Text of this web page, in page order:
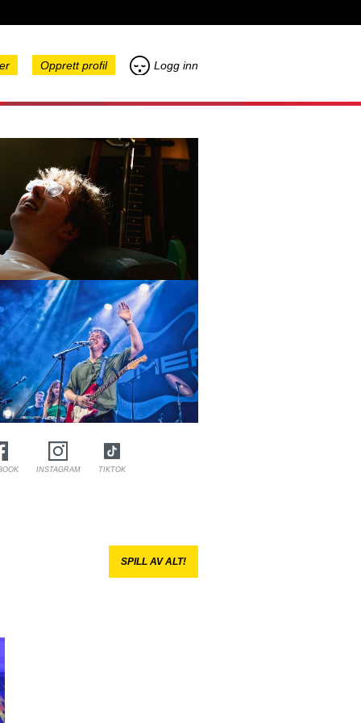
Opprett profil Logg inn
INSTAGRAM TIKTOK
SPILL AV ALT!